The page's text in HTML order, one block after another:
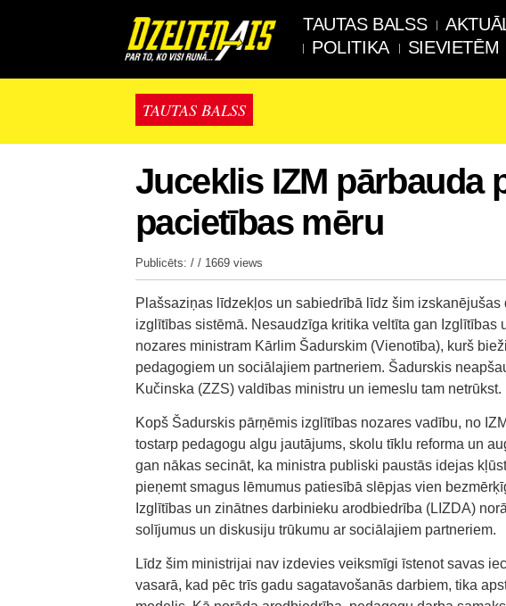
TAUTAS BALSS
POLITIKA
SIEVIETĒM
TAUTAS BALSS
Juceklis IZM pārbauda
pacietības mēru
Publicēts: / / 1669 views
Plašsaziņas līdzekļos un sabiedrībā līdz šim
izglītības sistēmā. Nesaudzīga kritika veltīta gan Izglītības
nozares ministram Kārlim Šadurskim (Vienotība), kurš
pedagogiem un sociālajiem partneriem. Šadurskis
Kučinska (ZZS) valdības ministru un iemeslu tam netrūkst.
Kopš Šadurskis pārņēmis izglītības nozares vadību, no
tostarp pedagogu algu jautājums, skolu tīklu reforma un
gan nākas secināt, ka ministra publiski paustās idejas
pieņemt smagus lēmumus patiesībā slēpjas vien
Izglītības un zinātnes darbinieku arodbiedrība (LIZDA)
solījumus un diskusiju trūkumu ar sociālajiem partneriem.
Līdz šim ministrijai nav izdevies veiksmīgi īstenot savas
vasarā, kad pēc trīs gadu sagatavošanās darbiem, tika